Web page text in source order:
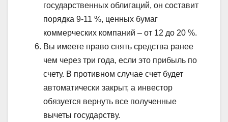
государственных облигаций, он составит
порядка 9-11 %, ценных бумаг
коммерческих компаний – от 12 до 20 %.
Вы имеете право снять средства ранее
чем через три года, если это прибыль по
счету. В противном случае счет будет
автоматически закрыт, а инвестор
обязуется вернуть все полученные
вычеты государству.